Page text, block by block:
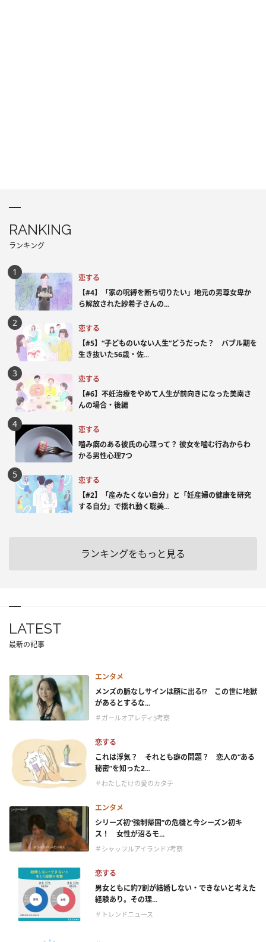
RANKING
ランキング
恋する
【#4】「家の呪縛を断ち切りたい」地元の男尊女卑か
ら解放された紗希子さんの...
恋する
【#5】“子どものいない人生”どうだった？ バブル期を
生き抜いた56歳・佐...
恋する
【#6】不妊治療をやめて人生が前向きになった美南さ
んの場合・後編
恋する
噛み癖のある彼氏の心理って？ 彼女を噛む行為からわ
かる男性心理7つ
恋する
【#2】「産みたくない自分」と「妊産婦の健康を研究
する自分」で揺れ動く聡美...
ランキングをもっと見る
LATEST
最新の記事
エンタメ
メンズの脈なしサインは顔に出る!? この世に地獄
があるとするな...
＃ガールオアレディ3考察
恋する
これは浮気？ それとも癖の問題？ 恋人の“ある
秘密”を知った2...
＃わたしだけの愛のカタチ
エンタメ
シリーズ初“強制帰国”の危機と今シーズン初キ
ス！ 女性が沼るモ...
＃シャッフルアイランド7考察
恋する
男女ともに約7割が結婚しない・できないと考えた
経験あり。その理...
＃トレンドニュース